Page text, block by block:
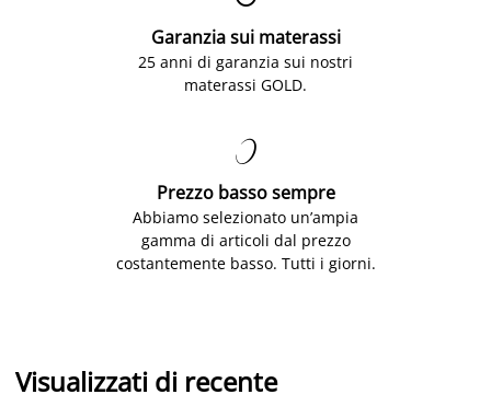
Garanzia sui materassi
25 anni di garanzia sui nostri
materassi GOLD.

Prezzo basso sempre
Abbiamo selezionato un’ampia
gamma di articoli dal prezzo
costantemente basso. Tutti i giorni.
Visualizzati di recente